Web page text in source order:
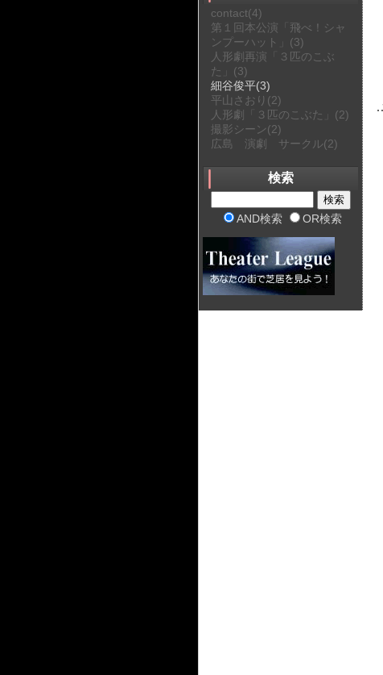
contact(4)
第１回本公演「飛べ！シャ
ンプーハット」 (3)
人形劇再演「３匹のこぶ
た」 (3)
細谷俊平(3)
平山さおり (2)
人形劇「３匹のこぶた」 (2)
撮影シーン(2)
広島 演劇 サークル(2)
検索
AND検索 OR検索